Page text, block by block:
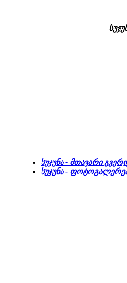
სუჯუნა - მთავარი
სუჯუნა -